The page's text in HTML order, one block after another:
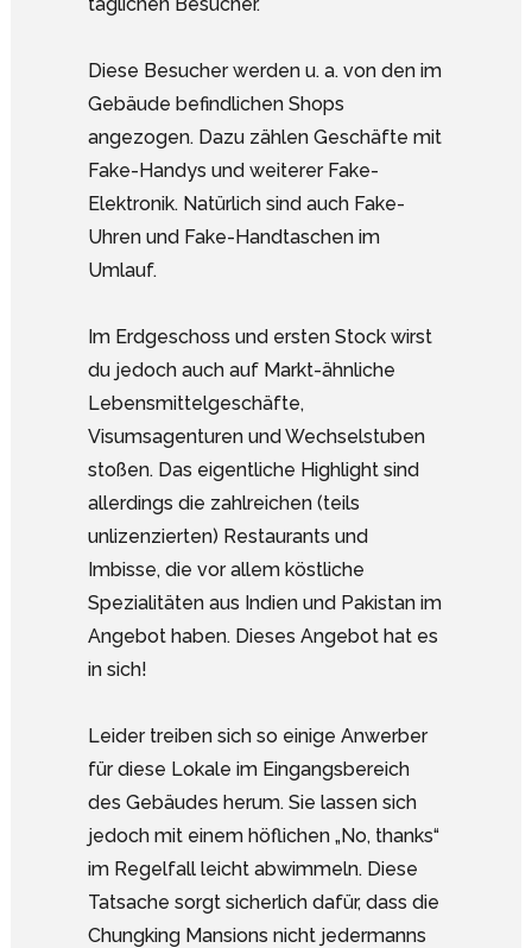
Diese Besucher werden u. a. von den im
Gebäude befindlichen Shops
angezogen. Dazu zählen Geschäfte mit
Fake-Handys und weiterer Fake-
Elektronik. Natürlich sind auch Fake-
Uhren und Fake-Handtaschen im
Umlauf.
Im Erdgeschoss und ersten Stock wirst
du jedoch auch auf Markt-ähnliche
Lebensmittelgeschäfte,
Visumsagenturen und Wechselstuben
stoßen. Das eigentliche Highlight sind
allerdings die zahlreichen (teils
unlizenzierten) Restaurants und
Imbisse, die vor allem köstliche
Spezialitäten aus Indien und Pakistan im
Angebot haben. Dieses Angebot hat es
in sich!
Leider treiben sich so einige Anwerber
für diese Lokale im Eingangsbereich
des Gebäudes herum. Sie lassen sich
jedoch mit einem höflichen „No, thanks“
im Regelfall leicht abwimmeln. Diese
Tatsache sorgt sicherlich dafür, dass die
Chungking Mansions nicht jedermanns